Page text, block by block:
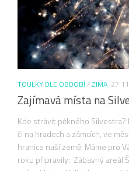
TOULKY DLE OBDOBÍ/ZIMA
Zajímavá místa na
Kde strávit pěkného Silvestra?
či na hradech a zámcích, ve
hranice naší země. Máme pro
roku připravily: Zábavný areál